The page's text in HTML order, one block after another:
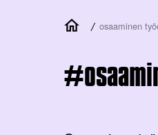
/ osaaminen